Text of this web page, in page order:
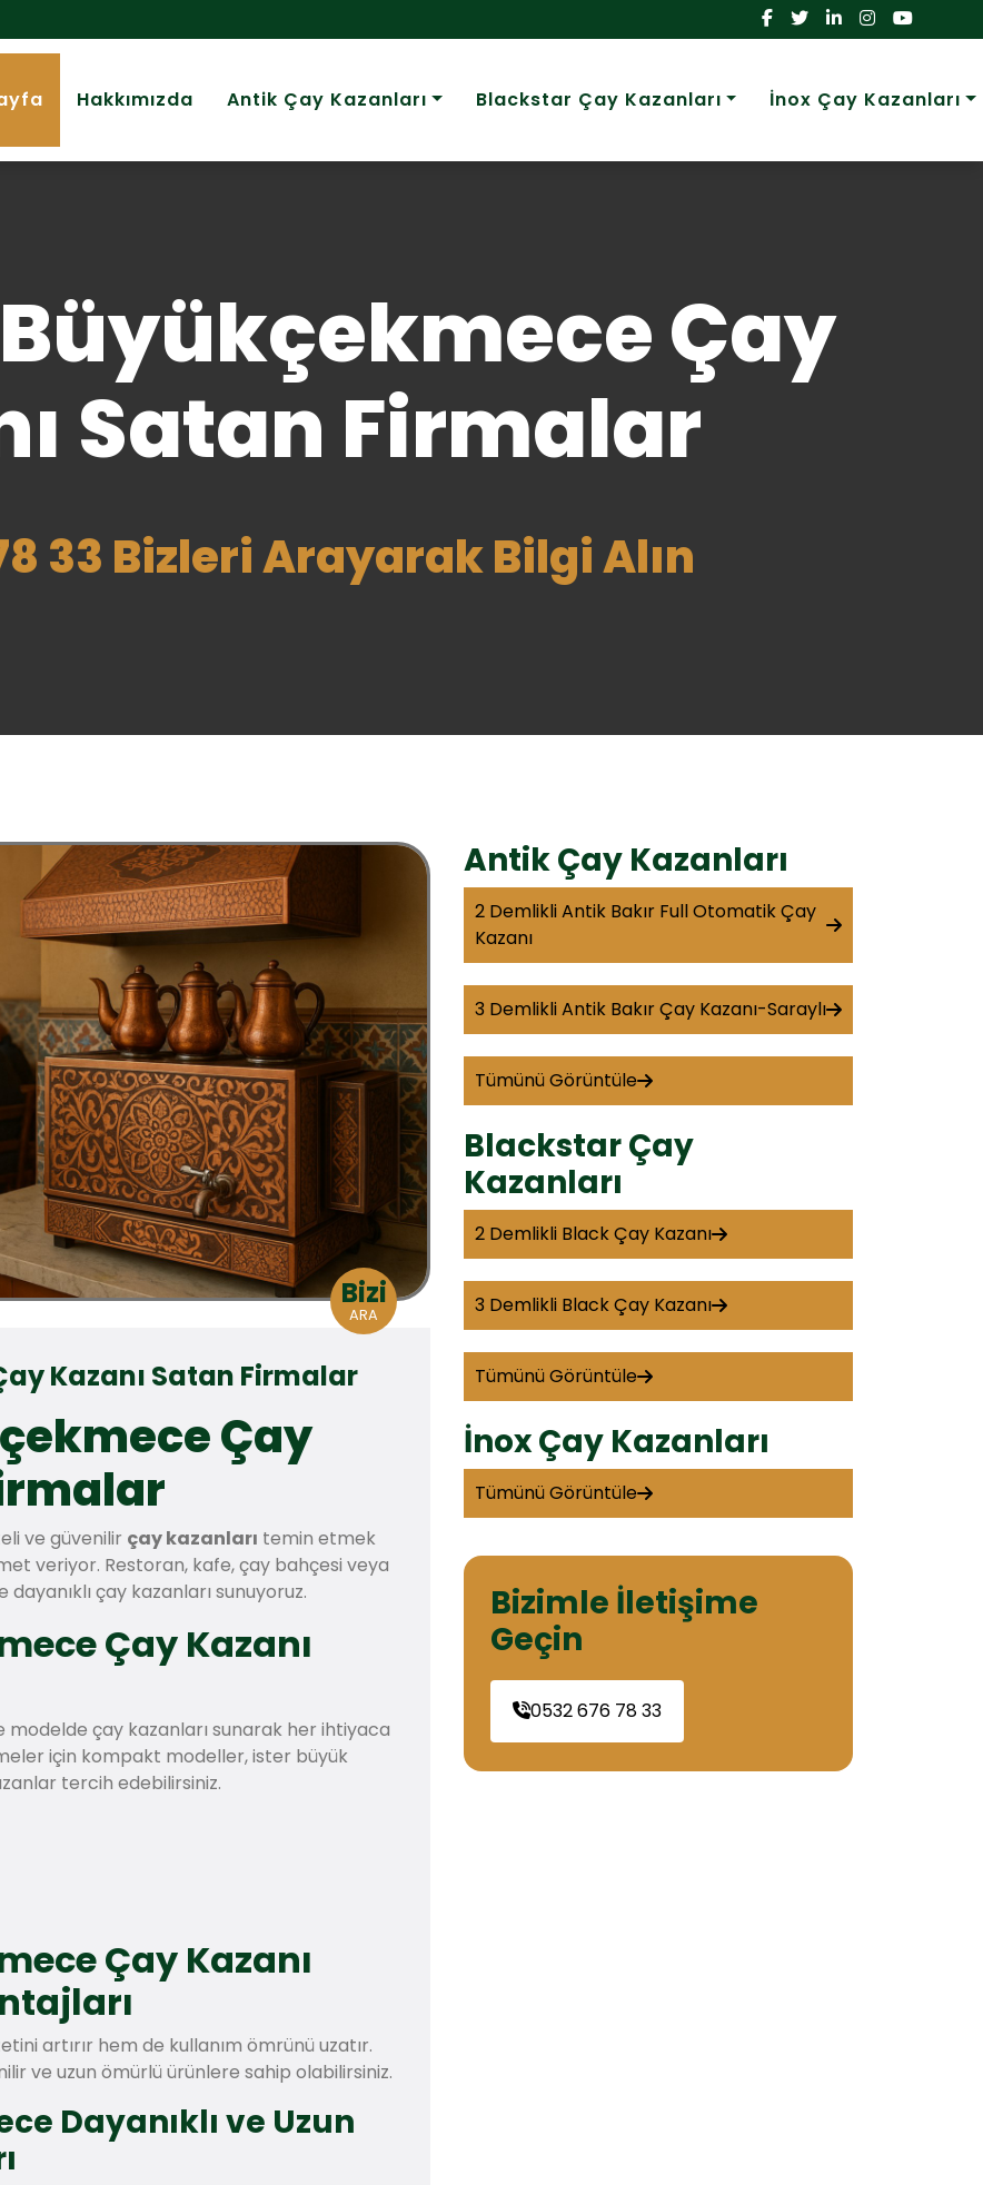
Hakkımızda Antik Çay Kazanları Blackstar Çay Kazanları İnox Çay Kazanları
Çay
Satan Firmalar
33 Bizleri Arayarak Bilgi Alın
Bizi
ARA
Kazanı Satan Firmalar
Çay
ve güvenilir çay kazanları temin etmek
veriyor. Restoran, kafe, çay bahçesi veya
çay kazanları sunuyoruz.
Çay Kazanı
modelde çay kazanları sunarak her ihtiyaca
için kompakt modeller, ister büyük
tercih edebilirsiniz.
Çay Kazanı
artırır hem de kullanım ömrünü uzatır.
ve uzun ömürlü ürünlere sahip olabilirsiniz.
Dayanıklı ve Uzun
Antik Çay Kazanları
2 Demlikli Antik Bakır Full Otomatik Çay
Kazanı
3 Demlikli Antik Bakır Çay Kazanı-Saraylı
Tümünü Görüntüle
Blackstar Çay
Kazanları
2 Demlikli Black Çay Kazanı
3 Demlikli Black Çay Kazanı
Tümünü Görüntüle
İnox Çay Kazanları
Tümünü Görüntüle
Bizimle İletişime
Geçin
0532 676 78 33